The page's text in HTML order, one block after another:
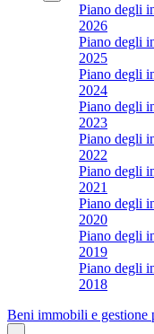
Piano degli
2026
Piano degli
2025
Piano degli
2024
Piano degli
2023
Piano degli
2022
Piano degli
2021
Piano degli
2020
Piano degli
2019
Piano degli
2018
Beni immobili e gestione